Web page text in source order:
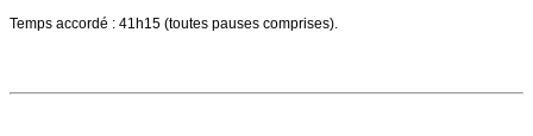
Temps accordé : 41h15 (toutes pauses comprises).